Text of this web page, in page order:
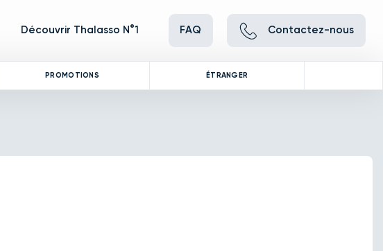
Découvrir Thalasso N°1 FAQ Contactez-nous
PROMOTIONS ÉTRANGER